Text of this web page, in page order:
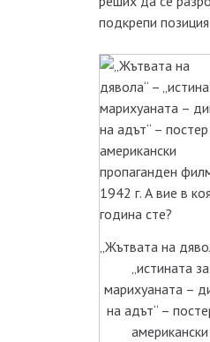
подкрепи
„Жътвата на
„истината за
марихуаната –
на адът“ –
американски